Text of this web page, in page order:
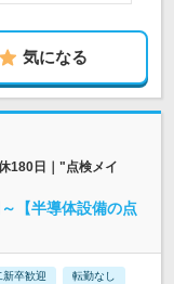
気になる
180日｜"点検メイ
【半導体設備の点
新卒歓迎 転勤なし